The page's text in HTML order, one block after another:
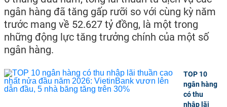
ngân hàng đã tăng gấp rưỡi so với cùng kỳ năm
trước mang về 52.627 tỷ đồng, là một trong
những động lực tăng trưởng chính của một số
ngân hàng.
TOP 10
ngân hàng
có thu
nhập lãi